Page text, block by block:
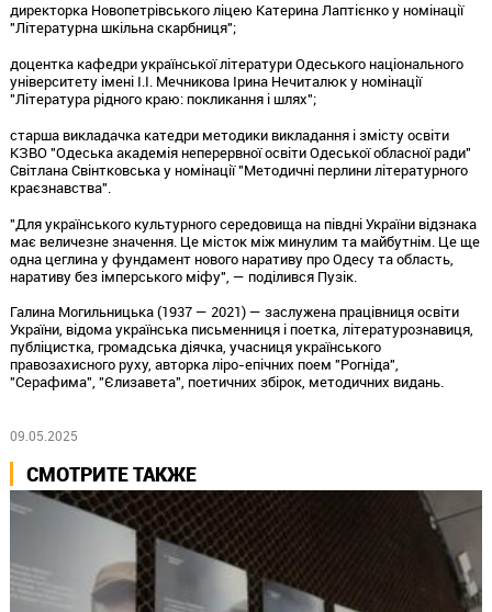
директорка Новопетрівського ліцею Катерина Лаптієнко у номінації
"Літературна шкільна скарбниця";
доцентка кафедри української літератури Одеського національного
університету імені І.І. Мечникова Ірина Нечиталюк у номінації
"Література рідного краю: покликання і шлях";
старша викладачка катедри методики викладання і змісту освіти
КЗВО "Одеська академія неперервної освіти Одеської обласної ради"
Світлана Свінтковська у номінації "Методичні перлини літературного
краєзнавства".
"Для українського культурного середовища на півдні України відзнака
має величезне значення. Це місток між минулим та майбутнім. Це ще
одна цеглина у фундамент нового наративу про Одесу та область,
наративу без імперського міфу", — поділився Пузік.
Галина Могильницька (1937 — 2021) — заслужена працівниця освіти
України, відома українська письменниця і поетка, літературознавиця,
публіцистка, громадська діячка, учасниця українського
правозахисного руху, авторка ліро-епічних поем "Рогніда",
"Серафима", "Єлизавета", поетичних збірок, методичних видань.
09.05.2025
СМОТРИТЕ ТАКЖЕ